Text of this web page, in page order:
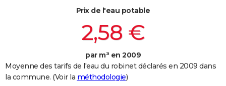
FORUM
Prix de l'eau potable
2,58 €
par m³ en 2009
Moyenne des tarifs de l'eau du robinet déclarés en 2009 dans
la commune. (Voir la méthodologie)